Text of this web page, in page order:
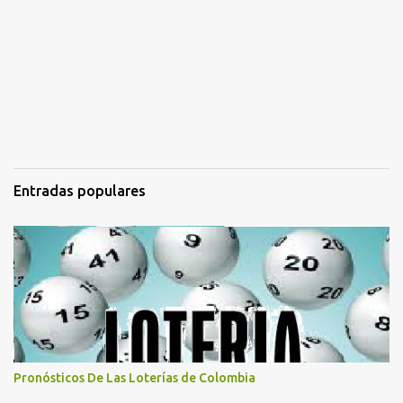
Entradas populares
Pronósticos De Las Loterías de Colombia